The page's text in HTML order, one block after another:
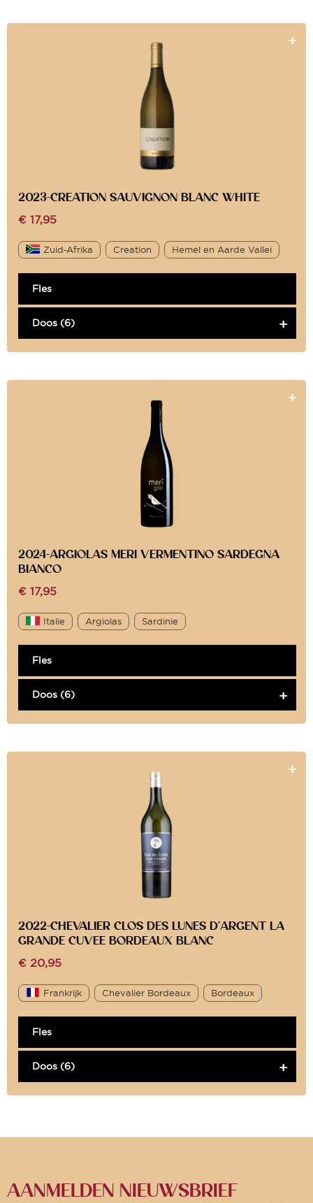
2023-CREATION SAUVIGNON BLANC WHITE
€ 17,95
Zuid-Afrika Creation Hemel en Aarde Vallei
Fles
Doos (6)
2024-ARGIOLAS MERI VERMENTINO SARDEGNA
BIANCO
€ 17,95
Italie Argiolas Sardinie
Fles
Doos (6)
2022-CHEVALIER CLOS DES LUNES D’ARGENT LA
GRANDE CUVEE BORDEAUX BLANC
€ 20,95
Frankrijk Chevalier Bordeaux Bordeaux
Fles
Doos (6)
AANMELDEN NIEUWSBRIEF